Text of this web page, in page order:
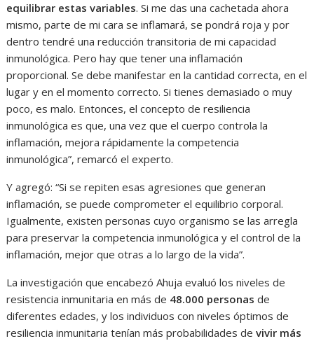
equilibrar estas variables. Si me das una cachetada ahora
mismo, parte de mi cara se inflamará, se pondrá roja y por
dentro tendré una reducción transitoria de mi capacidad
inmunológica. Pero hay que tener una inflamación
proporcional. Se debe manifestar en la cantidad correcta, en el
lugar y en el momento correcto. Si tienes demasiado o muy
poco, es malo. Entonces, el concepto de resiliencia
inmunológica es que, una vez que el cuerpo controla la
inflamación, mejora rápidamente la competencia
inmunológica”, remarcó el experto.
Y agregó: “Si se repiten esas agresiones que generan
inflamación, se puede comprometer el equilibrio corporal.
Igualmente, existen personas cuyo organismo se las arregla
para preservar la competencia inmunológica y el control de la
inflamación, mejor que otras a lo largo de la vida”.
La investigación que encabezó Ahuja evaluó los niveles de
resistencia inmunitaria en más de 48.000 personasde
diferentes edades, y los individuos con niveles óptimos de
resiliencia inmunitaria tenían más probabilidades de vivir más